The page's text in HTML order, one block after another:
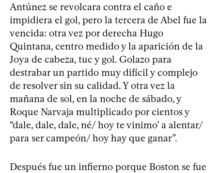
Antúnez se revolcara contra el caño e
impidiera el gol, pero la tercera de Abel fue la
vencida: otra vez por derecha Hugo
Quintana, centro medido y la aparición de la
Joya de cabeza, tuc y gol. Golazo para
destrabar un partido muy difícil y complejo
de resolver sin su calidad. Y otra vez la
mañana de sol, en la noche de sábado, y
Roque Narvaja multiplicado por cientos y
“dale, dale, dale, né/ hoy te vinimo’ a alentar/
para ser campeón/ hoy hay que ganar”.
Después fue un infierno porque Boston se fue